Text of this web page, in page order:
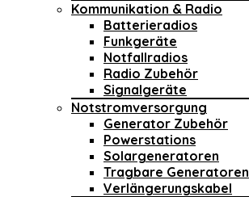
Kommunikation & Radio
Batterieradios
Funkgeräte
Notfallradios
Radio Zubehör
Signalgeräte
Notstromversorgung
Generator Zubehör
Powerstations
Solargeneratoren
Tragbare Generatoren
Verlängerungskabel